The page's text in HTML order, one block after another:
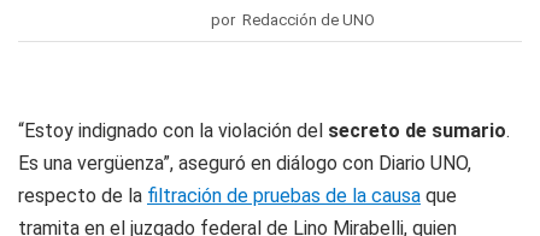
por Redacción de UNO
“Estoy indignado con la violación del secreto de sumario.
Es una vergüenza”, aseguró en diálogo con Diario UNO,
respecto de la filtración de pruebas de la causa que
tramita en el juzgado federal de Lino Mirabelli, quien